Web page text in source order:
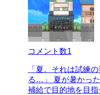
コメント数1
「夏。それは試
る…」 夏が暑かっ
補給で目的地を目指